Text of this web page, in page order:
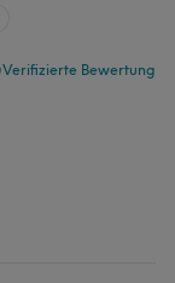
Verifizierte Bewertung